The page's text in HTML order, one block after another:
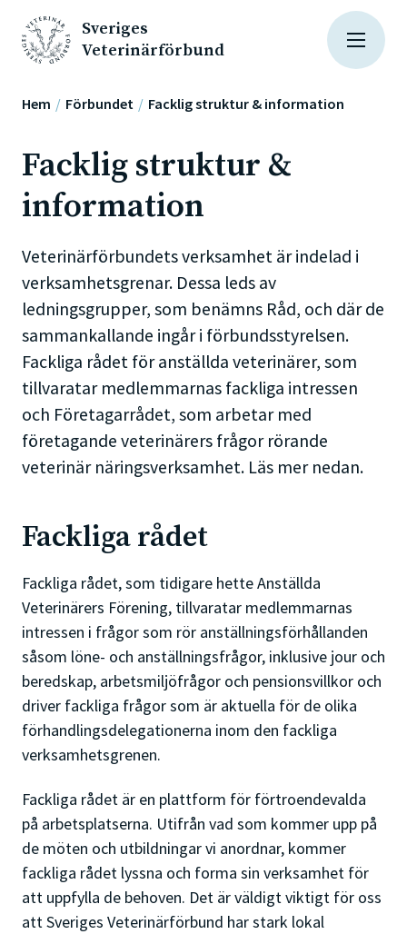
Sveriges
Veterinärförbund
Hem Förbundet Facklig struktur & information
Facklig struktur &
information
Veterinärförbundets verksamhet är indelad i
verksamhetsgrenar. Dessa leds av
ledningsgrupper, som benämns Råd, och där de
sammankallande ingår i förbundsstyrelsen.
Fackliga rådet för anställda veterinärer, som
tillvaratar medlemmarnas fackliga intressen
och Företagarrådet, som arbetar med
företagande veterinärers frågor rörande
veterinär näringsverksamhet. Läs mer nedan.
Fackliga rådet
Fackliga rådet, som tidigare hette Anställda
Veterinärers Förening, tillvaratar medlemmarnas
intressen i frågor som rör anställningsförhållanden
såsom löne- och anställningsfrågor, inklusive jour och
beredskap, arbetsmiljöfrågor och pensionsvillkor och
driver fackliga frågor som är aktuella för de olika
förhandlingsdelegationerna inom den fackliga
verksamhetsgrenen.
Fackliga rådet är en plattform för förtroendevalda
på arbetsplatserna. Utifrån vad som kommer upp på
de möten och utbildningar vi anordnar, kommer
fackliga rådet lyssna och forma sin verksamhet för
att uppfylla de behoven. Det är väldigt viktigt för oss
att Sveriges Veterinärförbund har stark lokal